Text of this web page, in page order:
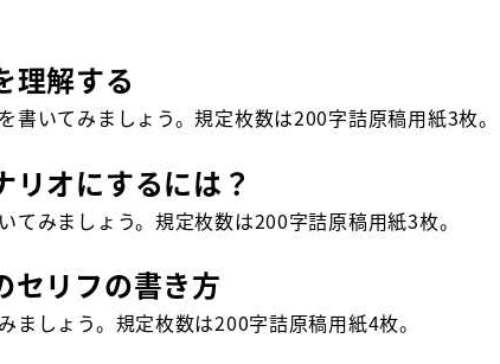
理解する
書いてみましょう。規定枚数は200字詰原稿用紙3枚。
オにするには？
てみましょう。規定枚数は200字詰原稿用紙3枚。
セリフの書き方
ましょう。規定枚数は200字詰原稿用紙4枚。